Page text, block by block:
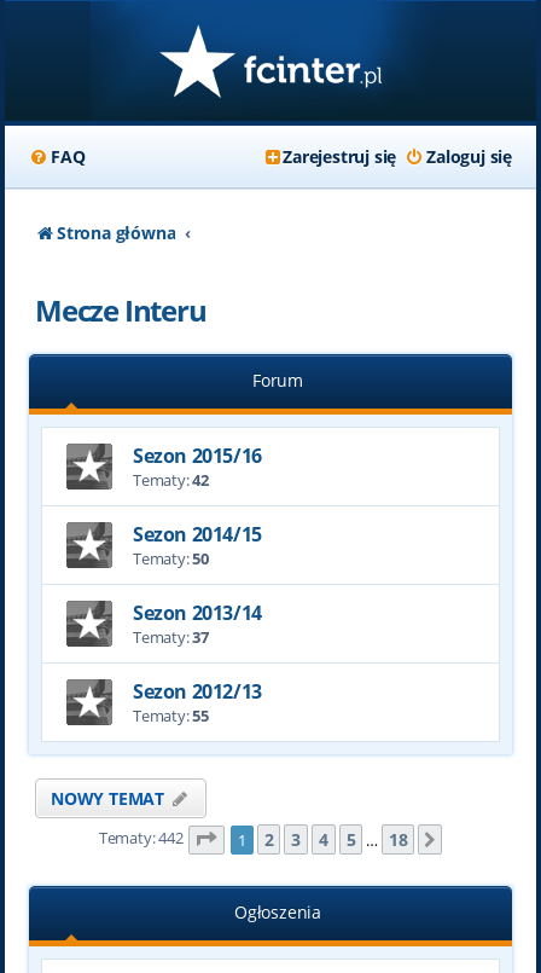
FAQ Zaloguj się
Zarejestruj się
Strona główna
Mecze Interu
Forum
Sezon 2015/16
Tematy:42
Sezon 2014/15
Tematy:50
Sezon 2013/14
Tematy:37
Sezon 2012/13
Tematy:55
NOWY TEMAT
Tematy: 442 Strona z 18
1 2 3 4 5 … 18
Ogłoszenia